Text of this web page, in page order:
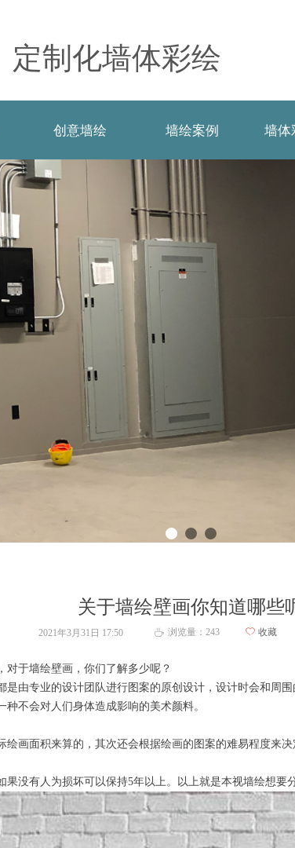
定制化墙体彩绘
创意墙绘
创意墙绘
墙绘案例
墙绘案例
墙体
关于墙绘壁画你知道哪些
对于墙绘壁画，你们了解多少呢？
是由专业的设计团队进行图案的原创设计，设计时会和周
不会对人们身体造成影响的美术颜料。
画面积来算的，其次还会根据绘画的图案的难易程度来决
没有人为损坏可以保持5年以上。以上就是本视墙绘想要
2021年3月31日 17:50 ꄘ 浏览量： 243 ꄀ 收藏